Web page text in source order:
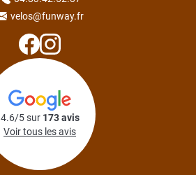
velos@funway.fr
4.6/5 sur 173 avis
Voir tous les avis